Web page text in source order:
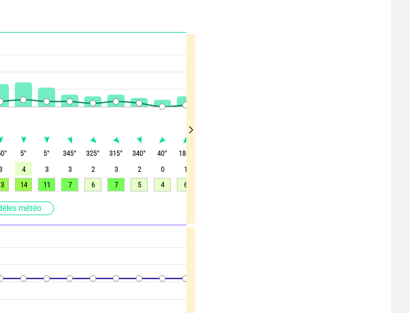
météo
° 5° 5° 345° 325° 315° 340° 40° 180
4 3 3 2 3 2 0 1
14 11 7 6 7 5 4 6